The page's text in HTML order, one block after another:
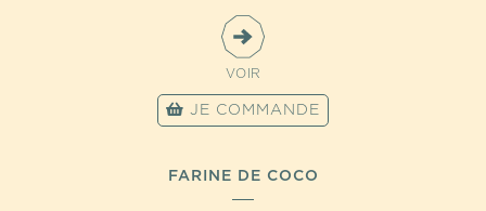
VOIR
JE COMMANDE
FARINE DE COCO